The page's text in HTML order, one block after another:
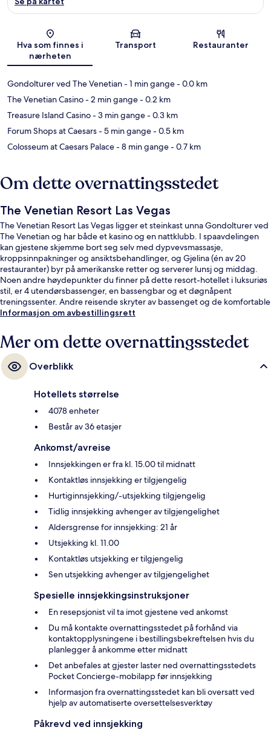
Kart
Hva som finnes i
nærheten
Transport Restauranter
Gondolturer ved The Venetian- 1 min gange- 0.0 km
The Venetian Casino- 2 min gange- 0.2 km
Treasure Island Casino- 3 min gange- 0.3 km
Forum Shops at Caesars- 5 min gange- 0.5 km
Colosseum at Caesars Palace- 8 min gange- 0.7 km
Om dette overnattingsstedet
The Venetian Resort Las Vegas
The Venetian Resort Las Vegas ligger et steinkast unna Gondolturer ved
The Venetian og har både et kasino og en nattklubb. I spaavdelingen
kan gjestene skjemme bort seg selv med dypvevsmassasje,
kroppsinnpakninger og ansiktsbehandlinger, og Gjelina (én av 20
restauranter) byr på amerikanske retter og serverer lunsj og middag.
Noen andre høydepunkter du finner på dette resort-hotellet i luksuriøs
stil, er 4 utendørsbassenger, en bassengbar og et døgnåpent
treningssenter. Andre reisende skryter av bassenget og de komfortable
sengene. Du kan gå til kollektivtransport: Det tar 8 minutter å gå til
Palace Monorail Station.
Informasjon om avbestillingsrett
Mer om dette overnattingsstedet
Overblikk
Hotellets størrelse
4078 enheter
Består av 36 etasjer
Ankomst/avreise
Innsjekkingen er fra kl. 15.00 til midnatt
Kontaktløs innsjekking er tilgjengelig
Hurtiginnsjekking/-utsjekking tilgjengelig
Tidlig innsjekking avhenger av tilgjengelighet
Aldersgrense for innsjekking: 21 år
Utsjekking kl. 11.00
Kontaktløs utsjekking er tilgjengelig
Sen utsjekking avhenger av tilgjengelighet
Spesielle innsjekkingsinstruksjoner
En resepsjonist vil ta imot gjestene ved ankomst
Du må kontakte overnattingsstedet på forhånd via
kontaktopplysningene i bestillingsbekreftelsen hvis du
planlegger å ankomme etter midnatt
Det anbefales at gjester laster ned overnattingsstedets
Pocket Concierge-mobilapp før innsjekking
Informasjon fra overnattingsstedet kan bli oversatt ved
hjelp av automatiserte oversettelsesverktøy
Påkrevd ved innsjekking